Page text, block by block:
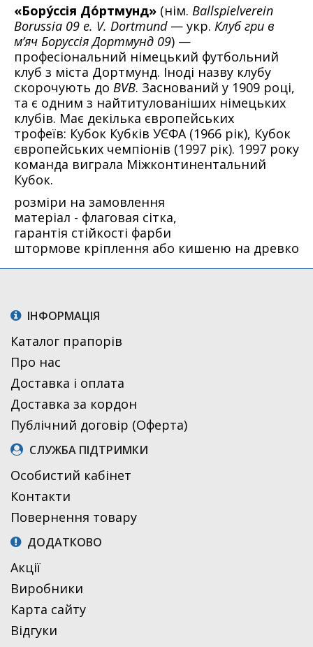
«Бору́ссія До́ртмунд» (нім. Ballspielverein
Borussia 09 e. V. Dortmund— укр. Клуб гри в
м’яч Боруссія Дортмунд 09) —
професіональний німецький футбольний
клуб з міста Дортмунд. Іноді назву клубу
скорочують до BVB. Заснований у 1909 році,
та є одним з найтитулованіших німецьких
клубів. Має декілька європейських
трофеїв: Кубок Кубків УЄФА (1966 рік), Кубок
європейських чемпіонів (1997 рік). 1997 року
команда виграла Міжконтинентальний
Кубок.
розміри на замовлення
матеріал - флаговая сітка,
гарантія стійкості фарби
штормове кріплення або кишеню на древко
ІНФОРМАЦІЯ
Каталог прапорів
Про нас
Доставка і оплата
Доставка за кордон
Публічний договір (Оферта)
СЛУЖБА ПІДТРИМКИ
Особистий кабінет
Контакти
Повернення товару
ДОДАТКОВО
Акції
Виробники
Карта сайту
Відгуки